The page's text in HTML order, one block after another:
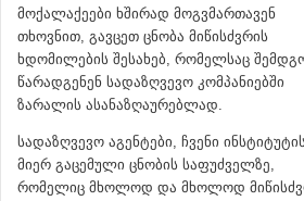
მოქალაქეები ხშირად მოგვმართავენ
თხოვნით, გავცეთ ცნობა მიწისძვრის
ხდომილების შესახებ, რომელსაც
წარადგენენ სადაზღვევო კომპანიებში
ზარალის ასანაზღაურებლად.
სადაზღვევო აგენტები, ჩვენი ინსტიტუტის
მიერ გაცემული ცნობის საფუძველზე,
რომელიც მხოლოდ და მხოლოდ